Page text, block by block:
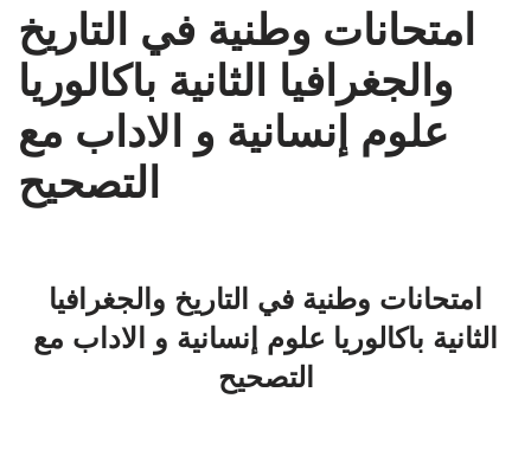
امتحانات وطنية في التاريخ
والجغرافيا الثانية باكالوريا
علوم إنسانية و الاداب مع
التصحيح
امتحانات وطنية في التاريخ والجغرافيا
الثانية باكالوريا علوم إنسانية و الاداب مع
التصحيح